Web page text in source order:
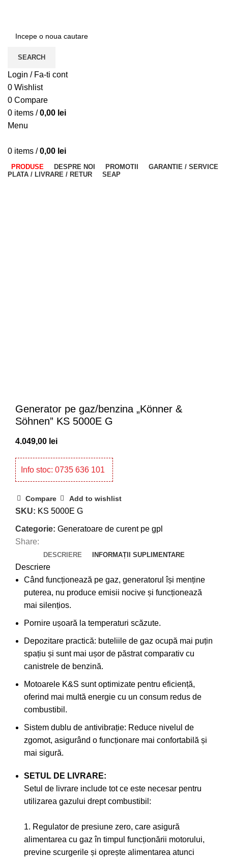
SEARCH
Login / Fa-ti cont
0 Wishlist
0 Compare
0 items / 0,00 lei
Menu
0 items / 0,00 lei
PRODUSE DESPRE NOI PROMOTII
GARANTIE / SERVICE
PLATA / LIVRARE / RETUR
SEAP
Generator pe gaz/benzina „Könner &
Söhnen” KS 5000E G
4.049,00 lei
Info stoc: 0735 636 101
Compare Add to wishlist
SKU: KS 5000E G
Categorie: Generatoare de curent pe gpl
Share:
DESCRIERE INFORMAȚII SUPLIMENTARE
Descriere
Când funcționează pe gaz, generatorul își menține
puterea, nu produce emisii nocive și funcționează
mai silențios.
Pornire ușoară la temperaturi scăzute.
Depozitare practică: buteliile de gaz ocupă mai puțin
spațiu și sunt mai ușor de păstrat comparativ cu
canistrele de benzină.
Motoarele K&S sunt optimizate pentru eficiență,
oferind mai multă energie cu un consum redus de
combustibil.
Sistem dublu de antivibrație: Reduce nivelul de
zgomot, asigurând o funcționare mai confortabilă și
mai sigură.
SETUL DE LIVRARE:
Setul de livrare include tot ce este necesar pentru
utilizarea gazului drept combustibil:
1. Regulator de presiune zero, care asigură
alimentarea cu gaz în timpul funcționării motorului,
previne scurgerile și oprește alimentarea atunci